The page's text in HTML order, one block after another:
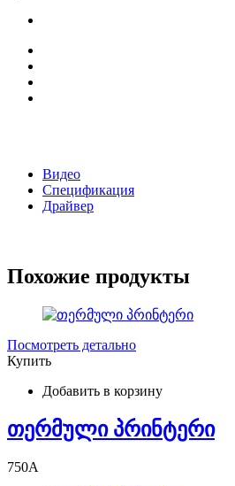
Видео
Спецификация
Драйвер
Похожие продукты
Посмотреть детально
Купить
Добавить в корзину
თერმული პრინტერი
750A